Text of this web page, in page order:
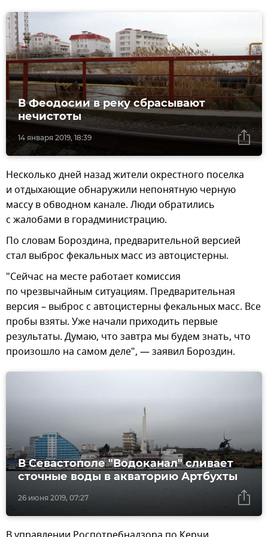
14 января 2019, 18:39
В Феодосии в реку сбрасывают
нечистоты
Несколько дней назад жители окрестного поселка
и отдыхающие обнаружили непонятную черную
массу в обводном канале. Люди обратились
с жалобами в горадминистрацию.
По словам Бороздина, предварительной версией
стал выброс фекальных масс из автоцистерны.
"Сейчас на месте работает комиссия
по чрезвычайным ситуациям. Предварительная
версия – выброс с автоцистерны фекальных масс. Все
пробы взяты. Уже начали приходить первые
результаты. Думаю, что завтра мы будем знать, что
произошло на самом деле", — заявил Бороздин.
26 июня 2019, 07:27
В Севастополе "Водоканал" сливает
сточные воды в акваторию Артбухты